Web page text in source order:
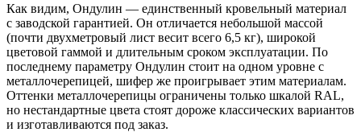
Как видим, Ондулин — единственный кровельный материал
с заводской гарантией. Он отличается небольшой массой
(почти двухметровый лист весит всего 6,5 кг), широкой
цветовой гаммой и длительным сроком эксплуатации. По
последнему параметру Ондулин стоит на одном уровне с
металлочерепицей, шифер же проигрывает этим материалам.
Оттенки металлочерепицы ограничены только шкалой RAL,
но нестандартные цвета стоят дороже классических вариантов
и изготавливаются под заказ.